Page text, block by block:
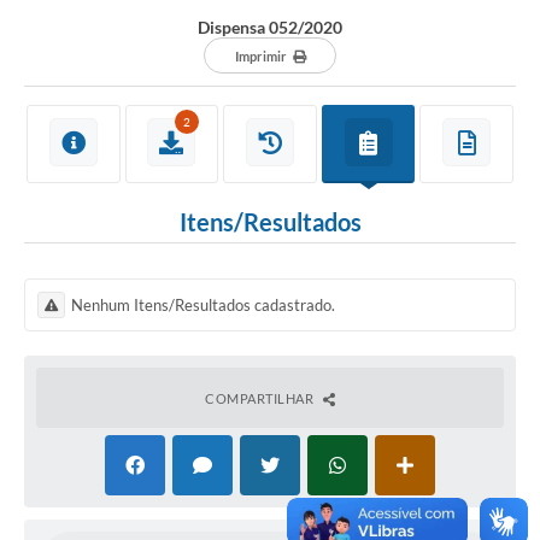
Dispensa 052/2020
Imprimir
2
Itens/Resultados
Nenhum Itens/Resultados cadastrado.
COMPARTILHAR